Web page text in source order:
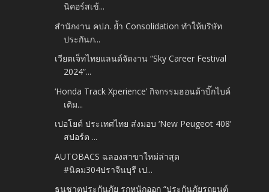
นิคอร์สเข้...
สำนักงาน คปภ. ย้ำ Consolidation ทำให้บริษัท
ประกันภ...
เวียตเจ็ทไทยแลนด์จัดงาน “Sky Career Festival
2024”...
‘Honda Track Xperience’ กิจกรรมฮอนด้าบิ๊กไบค์
เติม...
เปอโยต์ ประเทศไทย ส่งมอบ ‘New Peugeot 408’
สปอร์ต ...
AUTOBACS ฉลองสาขาใหม่ล่าสุด
#นิคม304ปราจีนบุรี เป...
ธนชาตประกันภัย รุกหนักออก “ประกันภัยรถยนต์